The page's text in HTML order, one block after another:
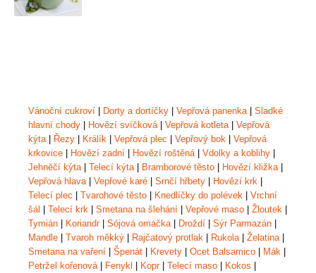
Vánoční cukroví | Dorty a dortíčky | Vepřová panenka | Sladké
hlavní chody | Hovězí svíčková | Vepřová kotleta | Vepřová
kýta | Řezy | Králík | Vepřová plec | Vepřový bok | Vepřová
krkovice | Hovězí zadní | Hovězí roštěná | Vdolky a koblihy |
Jehněčí kýta | Telecí kýta | Bramborové těsto | Hovězí kližka |
Vepřová hlava | Vepřové karé | Srnčí hřbety | Hovězí krk |
Telecí plec | Tvarohové těsto | Knedlíčky do polévek | Vrchní
šál | Telecí krk | Smetana na šlehání | Vepřové maso | Žloutek |
Tymián | Koriandr| Sójová omáčka | Droždí | Sýr Parmazán |
Mandle | Tvaroh měkký | Rajčatový protlak | Rukola | Želatina |
Smetana na vaření | Špenát | Krevety | Ocet Balsamico | Mák |
Petržel kořenová | Fenykl | Kopr| Telecí maso | Kokos |